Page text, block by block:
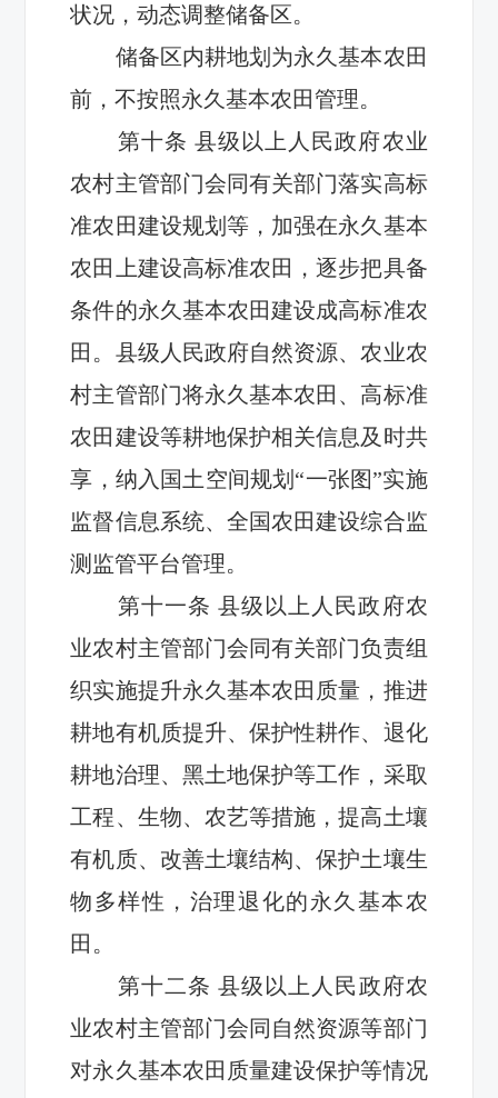
状况，动态调整储备区。
储备区内耕地划为永久基本农田
前，不按照永久基本农田管理。
第十条 县级以上人民政府农业
农村主管部门会同有关部门落实高标
准农田建设规划 等， 加强在永久基本
农田上建设高标准农田，逐步把具备
条件的永久基本农田建设成高标准农
田。县级人民政府自然资源、农业农
村主管部门将永久基本农田、高标准
农田建设等耕地保护相关信息及时共
享，纳入国土空间规划“一张图”实施
监督信息系统、全国农田建设综合监
测监管平台管理。
第十一条县级以上人民政府农
业农村主管部门会同有关部门负责组
织实施提升永久基本农田质量，推进
耕地有机质提升、保护性耕作、退化
耕地治理、黑土地保护等工作，采取
工程、生物、农艺等措施，提高土壤
有机质、改善土壤结构、保护土壤生
物多样性，治理退化的永久基本农
田。
第十二条 县级以上人民政府农
业农村主管部门会同自然资源等部门
对永久基本农田质量建设保护等情况